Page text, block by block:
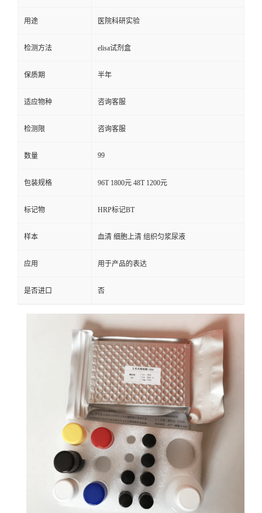
用途 医院科研实验
检测方法 elisa试剂盒
保质期 半年
适应物种 咨询客服
检测限 咨询客服
数量 99
包装规格 96T 1800元 48T 1200元
标记物 HRP标记BT
样本 血清 细胞上清 组织匀浆尿液
应用 用于产品的表达
是否进口 否